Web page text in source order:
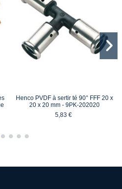
Henco PVDF à sertir té 90° FFF 20 x
20 x 20 mm - 9PK-202020
5,83 €